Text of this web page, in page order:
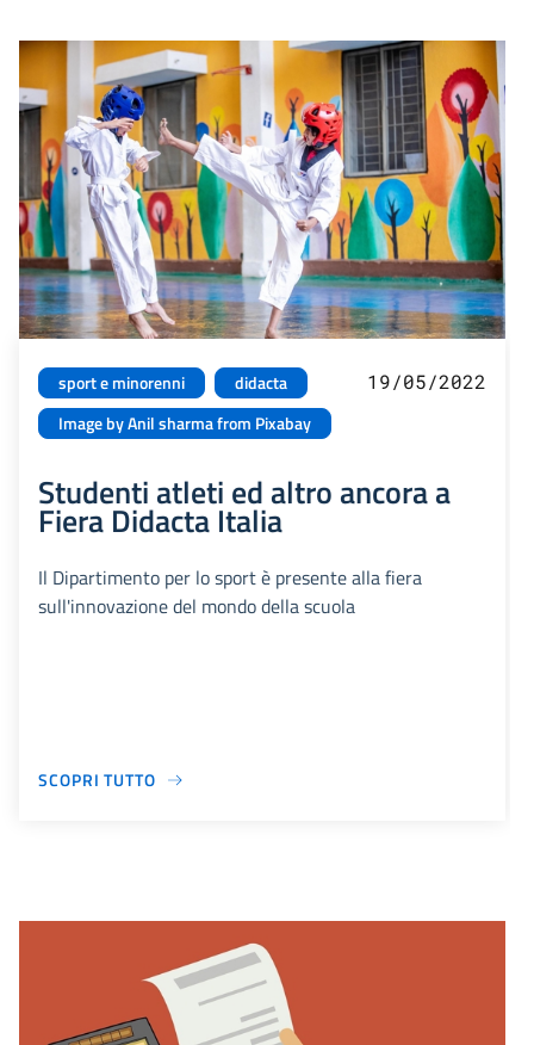
sport e minorenni
didacta
Image by Anil sharma from Pixabay
19/05/2022
Studenti atleti ed altro ancora a
Fiera Didacta Italia
Il Dipartimento per lo sport è presente alla fiera
sull'innovazione del mondo della scuola
SCOPRI TUTTO